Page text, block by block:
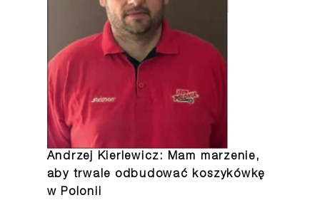
Andrzej Kierlewicz: Mam marzenie,
aby trwale odbudować koszykówkę
w Polonii